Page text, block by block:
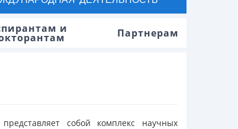
и Партнерам
собой комплекс научных